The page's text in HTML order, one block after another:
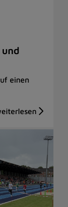
einen